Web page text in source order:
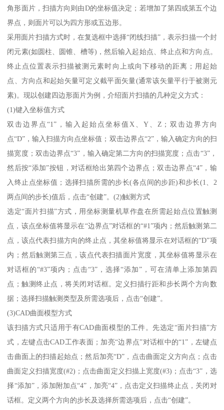
角形面片，扫描方向则由D的坐标值决定；若增加了第四或第五个边
界点，则面片可以为四方形或五边形。
采用面片扫描方式时，在复选框中选择“闭线扫描”，表示扫描一个封
闭元素(如圆柱、圆锥、槽等)，然后输入起始点、终止点和方向点。
终止点位置表示扫描被测元素时向上或向下移动的距离；用起始
点、方向点和起始矢量可定义截平面矢量(通常该矢量平行于被测元
素)。现以创建四边形面片为例，介绍面片扫描的几种定义方式：
(1)键入坐标值方式
双击边界点“1”，输入起始点坐标值X、Y、Z；双击边界方向
点“D”，输入扫描方向点坐标值；双击边界点“2”，输入确定方向的扫
描宽度；双击边界点“3”，输入确定第二方向的扫描宽度；点击“3”，
然后按“添加”按钮，对话框给出第四个边界点；双击边界点“4”，输
入终止点坐标值；选择扫描所需的步长(各点间的步距)和步长(1、2
两点间的步长)值后，点击“创建”。(2)触测方式
选定“面片扫描”方式，用坐标测量机草作盘在所需起始点位置触测
点，该点坐标值将显示在“边界点”对话框的“#1”项内；然后触测第二
点，该点代表扫描方向的终止点，其坐标值将显示在对话框的“D”项
内；然后触测第三点，该点代表扫描面片宽度，其坐标值将显示在
对话框的“#3”项内；点击“3”，选择“添加”，可在清单上添加第四
点；触测终止点，将关闭对话框。定义扫描行距和步长两个方向数
据；选择扫描触测类型及所需选项后，点击“创建”。
(3)CAD曲面模型方式
该扫描方式只适用于有CAD曲面模型的工件。先选定“面片扫描”方
式，左键点击CAD工作表面；加亮“边界点”对话框中的“1”，左键点
击曲面上的扫描起始点；然后加亮“D”，点击曲面定义方向点；点击
曲面定义扫描宽度(#2)；点击曲面定义扫描上宽度(#3)；点击“3”，选
择“添加”，添加附加点“4”，加亮“4”，点击定义扫描终止点，关闭对
话框。定义两个方向的步长及选择所需选项后，点击“创建”。